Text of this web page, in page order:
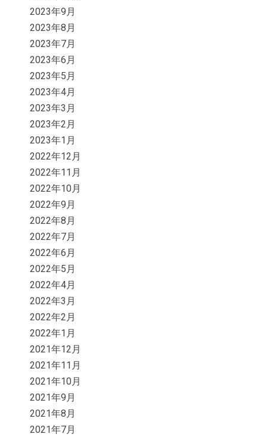
2023年9月
2023年8月
2023年7月
2023年6月
2023年5月
2023年4月
2023年3月
2023年2月
2023年1月
2022年12月
2022年11月
2022年10月
2022年9月
2022年8月
2022年7月
2022年6月
2022年5月
2022年4月
2022年3月
2022年2月
2022年1月
2021年12月
2021年11月
2021年10月
2021年9月
2021年8月
2021年7月